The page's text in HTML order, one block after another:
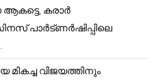
കരാർ
പാർട്ണർഷിപ്പിലെ
മികച്ച വിജയത്തിനും